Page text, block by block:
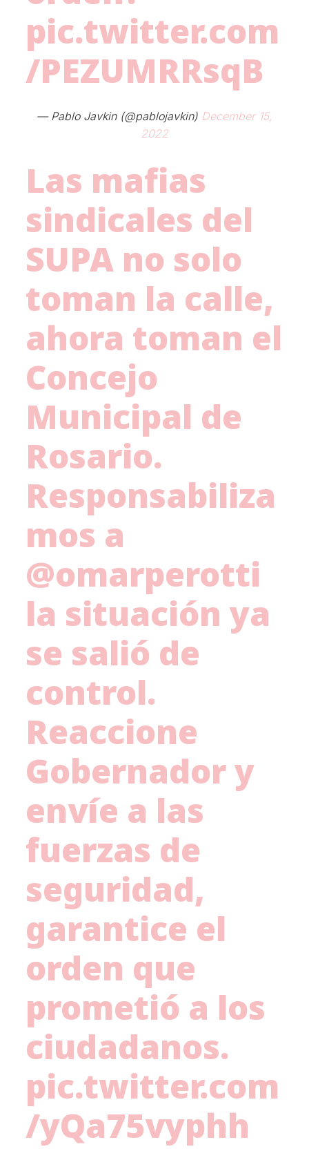
pic.twitter.com
/PEZUMRRsqB
— Pablo Javkin (@pablojavkin) December 15,
2022
Las mafias
sindicales del
SUPA no solo
toman la calle,
ahora toman el
Concejo
Municipal de
Rosario.
Responsabiliza
mos a
@omarperotti
la situación ya
se salió de
control.
Reaccione
Gobernador y
envíe a las
fuerzas de
seguridad,
garantice el
orden que
prometió a los
ciudadanos.
pic.twitter.com
/yQa75vyphh